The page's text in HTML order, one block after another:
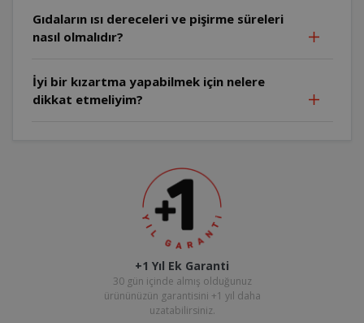
Gıdaların ısı dereceleri ve pişirme süreleri
nasıl olmalıdır?
İyi bir kızartma yapabilmek için nelere
dikkat etmeliyim?
+1 Yıl Ek Garanti
30 gün içinde almış olduğunuz
ürününüzün garantisini +1 yıl daha
uzatabilirsiniz.